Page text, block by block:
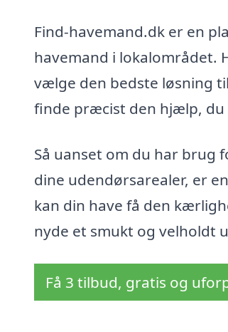
Find-havemand.dk er en
havemand i lokalområdet.
vælge den bedste løsning
finde præcist den hjælp, du
Så uanset om du har brug
dine udendørsarealer, er
kan din have få den
nyde et smukt og velholdt
Få 3 tilbud, gratis og